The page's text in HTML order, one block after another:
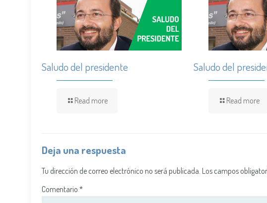
Saludo del presidente
Read more
Saludo del
Read more
Deja una respuesta
Tu dirección de correo electrónico no será publicada. Los campos
Comentario *